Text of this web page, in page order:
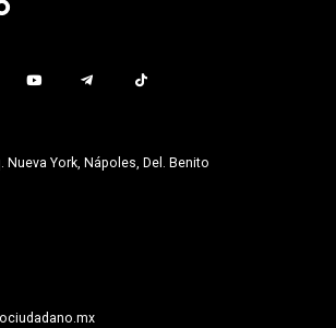
Nueva York, Nápoles, Del. Benito